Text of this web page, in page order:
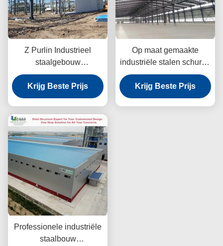
Z Purlin Industrieel
staalgebouw
Warmgewalst staal
Kwaliteitsborging
Krijg Beste Prijs
Op maat gemaakte
industriële stalen schuren
warmgewalst staal
kosteneffectief
Krijg Beste Prijs
Professionele industriële
staalbouw